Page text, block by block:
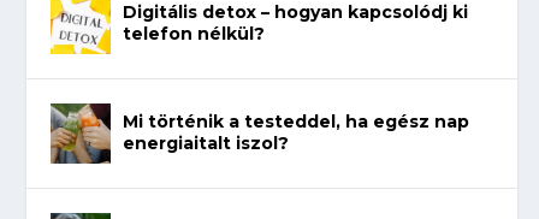
Digitális detox – hogyan kapcsolódj ki
telefon nélkül?
Mi történik a testeddel, ha egész nap
energiaitalt iszol?